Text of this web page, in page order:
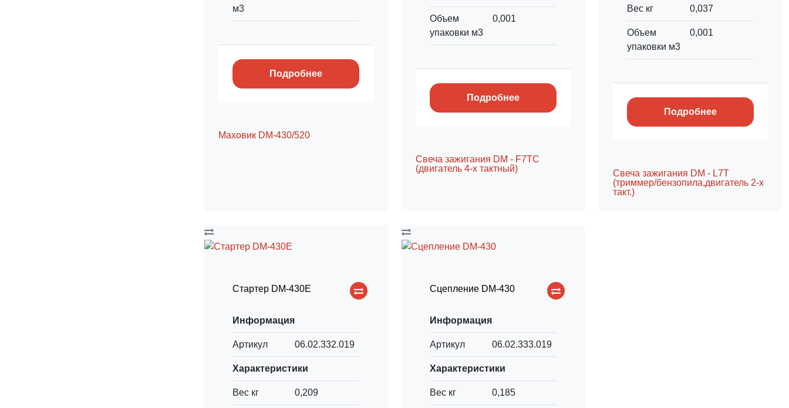
м3
Подробнее
Маховик DM-430/520
Объем
упаковки м3
0,001
Подробнее
Свеча зажигания DM - F7TC
(двигатель 4-х тактный)
Вес кг 0,037
Объем
упаковки м3
0,001
Подробнее
Свеча зажигания DM - L7T
(триммер/бензопила,двигатель 2-х
такт.)
Стартер DM-430Е
Информация
Артикул 06.02.332.019
Характеристики
Вес кг 0,209
Сцепление DM-430
Информация
Артикул 06.02.333.019
Характеристики
Вес кг 0,185